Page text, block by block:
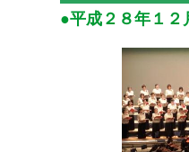
●平成２８年１